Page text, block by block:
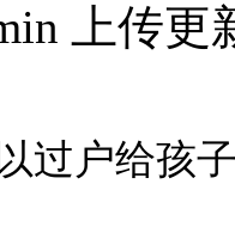
上传更
过户给孩